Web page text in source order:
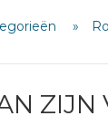
De Bijbel
Bijbelse
Bijbelstudie
ZIJN